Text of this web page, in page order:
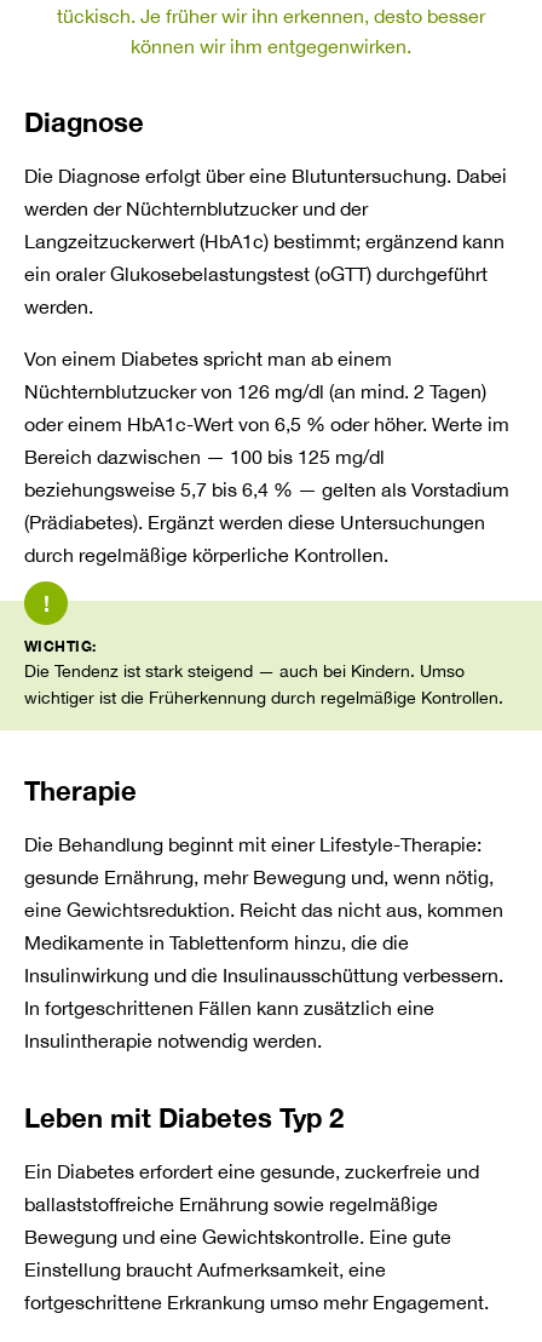
tückisch. Je früher wir ihn erkennen, desto besser
können wir ihm entgegenwirken.
Diagnose
Die Diagnose erfolgt über eine Blutuntersuchung. Dabei
werden der Nüchternblutzucker und der
Langzeitzuckerwert (HbA1c) bestimmt; ergänzend kann
ein oraler Glukosebelastungstest (oGTT) durchgeführt
werden.
Von einem Diabetes spricht man ab einem
Nüchternblutzucker von 126 mg/dl (an mind. 2 Tagen)
oder einem HbA1c-Wert von 6,5 % oder höher. Werte im
Bereich dazwischen — 100 bis 125 mg/dl
beziehungsweise 5,7 bis 6,4 % — gelten als Vorstadium
(Prädiabetes). Ergänzt werden diese Untersuchungen
durch regelmäßige körperliche Kontrollen.
!
WICHTIG:
Die Tendenz ist stark steigend — auch bei Kindern. Umso
wichtiger ist die Früherkennung durch regelmäßige Kontrollen.
Therapie
Die Behandlung beginnt mit einer Lifestyle-Therapie:
gesunde Ernährung, mehr Bewegung und, wenn nötig,
eine Gewichtsreduktion. Reicht das nicht aus, kommen
Medikamente in Tablettenform hinzu, die die
Insulinwirkung und die Insulinausschüttung verbessern.
In fortgeschrittenen Fällen kann zusätzlich eine
Insulintherapie notwendig werden.
Leben mit Diabetes Typ 2
Ein Diabetes erfordert eine gesunde, zuckerfreie und
ballaststoffreiche Ernährung sowie regelmäßige
Bewegung und eine Gewichtskontrolle. Eine gute
Einstellung braucht Aufmerksamkeit, eine
fortgeschrittene Erkrankung umso mehr Engagement.